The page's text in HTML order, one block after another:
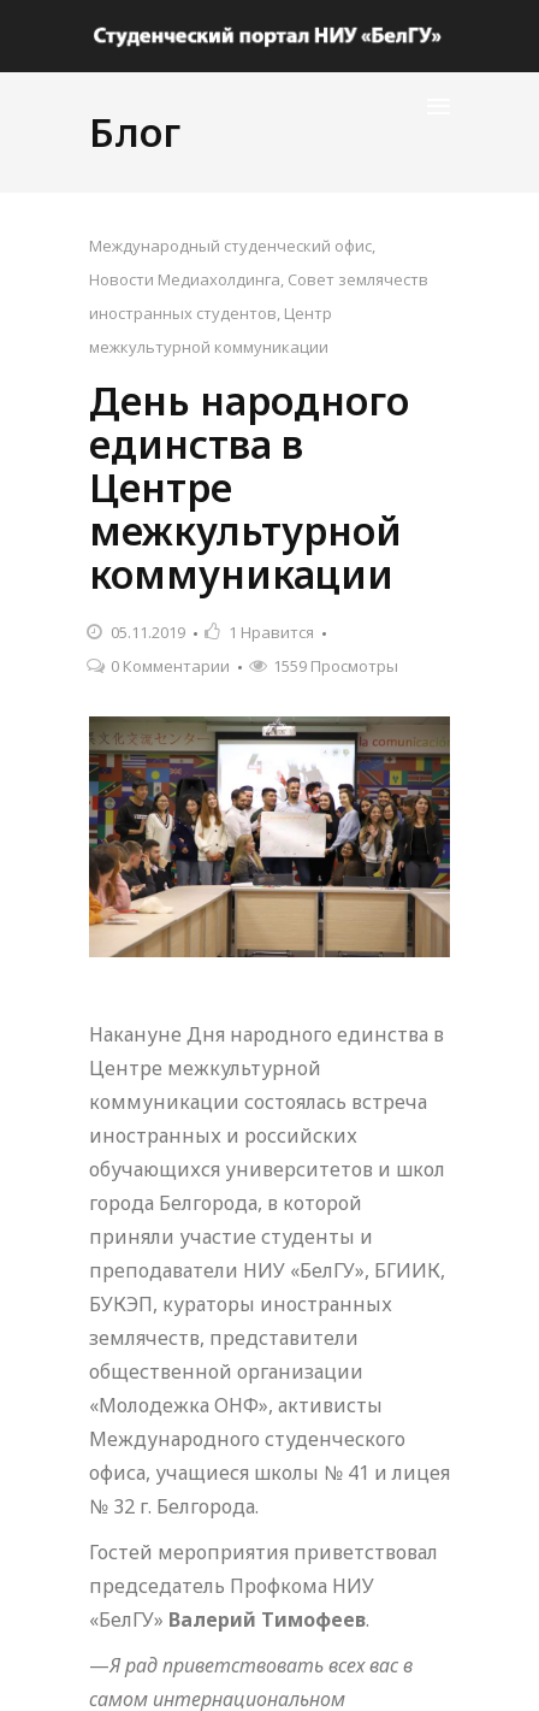
Блог
Международный студенческий офис,
Новости Медиахолдинга, Совет землячеств
иностранных студентов, Центр
межкультурной коммуникации
День народного
единства в
Центре
межкультурной
коммуникации
05.11.2019 1 Нравится
0 Комментарии
1559 Просмотры
Накануне Дня народного единства в
Центре межкультурной
коммуникации состоялась встреча
иностранных и российских
обучающихся университетов и школ
города Белгорода, в которой
приняли участие студенты и
преподаватели НИУ «БелГУ», БГИИК,
БУКЭП, кураторы иностранных
землячеств, представители
общественной организации
«Молодежка ОНФ», активисты
Международного студенческого
офиса, учащиеся школы № 41 и лицея
№ 32 г. Белгорода.
Гостей мероприятия приветствовал
председатель Профкома НИУ
«БелГУ» Валерий Тимофеев.
—Я рад приветствовать всех вас в
самом интернациональном